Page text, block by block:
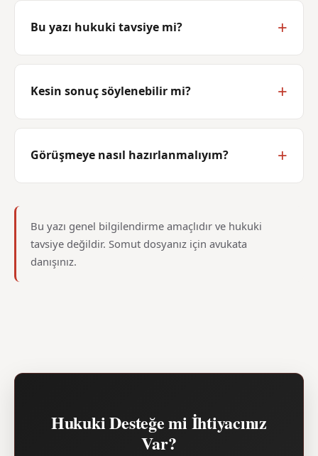
Bu yazı hukuki tavsiye mi?
Kesin sonuç söylenebilir mi?
Görüşmeye nasıl hazırlanmalıyım?
Bu yazı genel bilgilendirme amaçlıdır ve hukuki
tavsiye değildir. Somut dosyanız için avukata
danışınız.
Hukuki Desteğe mi İhtiyacınız
Var?